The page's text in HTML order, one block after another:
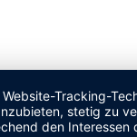
Tracking-
stetig zu
den Interessen